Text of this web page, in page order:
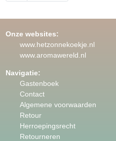
Onze websites:
www.hetzonnekoekje.nl
www.aromawereld.nl
Navigatie:
Gastenboek
Contact
Algemene voorwaarden
Retour
Herroepingsrecht
Retourneren